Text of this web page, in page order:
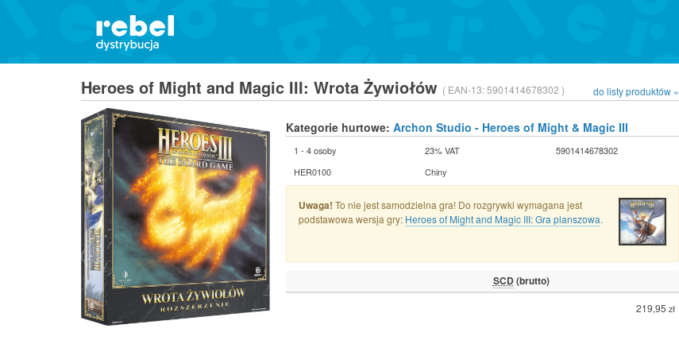
Heroes of Might and Magic III: Wrota Żywiołów ( EAN-13:5901414678302 ) do listy produktów »
Kategorie hurtowe: Archon Studio - Heroes of Might & Magic III
1 - 4 osoby 23% VAT
5901414678302
HER0100
Chiny
Uwaga! To nie jest samodzielna gra! Do rozgrywki wymagana jest
podstawowa wersja gry: Heroes of Might and Magic III: Gra planszowa.
SCD (brutto)
219,95 zł